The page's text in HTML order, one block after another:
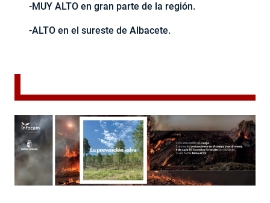
-MUY ALTO en gran parte de la región.
-ALTO en el sureste de Albacete.